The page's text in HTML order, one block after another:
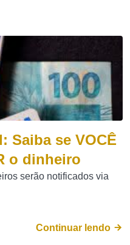
Saiba se VOCÊ
o dinheiro
serão notificados via
Continuar lendo